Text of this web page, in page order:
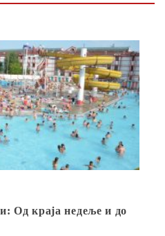
Од краја недеље и до